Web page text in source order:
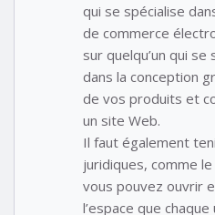
qui se spécialise
de commerce
sur quelqu’un qui
dans la conception
de vos produits et
un site Web.
Il faut également
juridiques, comme
vous pouvez ouvrir
l’espace que